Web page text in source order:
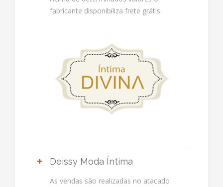
fabricante disponibiliza frete grátis.
Deissy Moda Íntima
As vendas são realizadas no atacado